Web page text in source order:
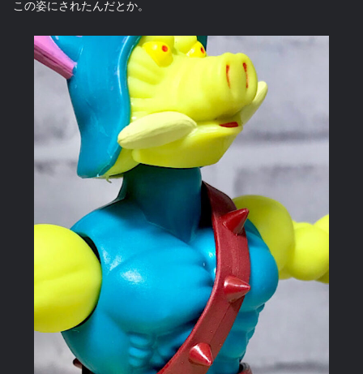
この姿にされたんだとか。